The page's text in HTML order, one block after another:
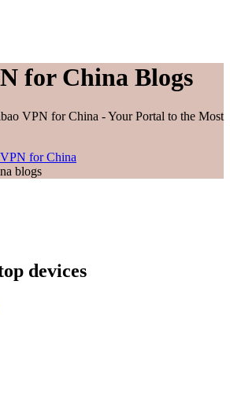
for China Blogs
VPN for China - Your Portal to the Most
for China
devices